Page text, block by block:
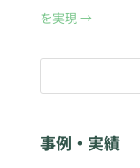
を実現→
事例・実績